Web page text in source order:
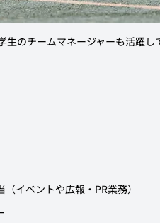
生のチームマネージャーも活躍し
ントや広報・PR業務）